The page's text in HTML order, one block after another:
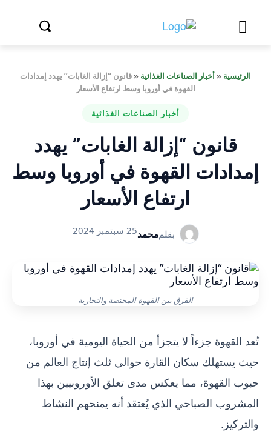
الرئيسية «أخبار الصناعات الغذائية «قانون “إزالة الغابات” يهدد إمدادات
القهوة في أوروبا وسط ارتفاع الأسعار
أخبار الصناعات الغذائية
قانون “إزالة الغابات” يهدد
إمدادات القهوة في أوروبا وسط
ارتفاع الأسعار
بقلممحمد25 سبتمبر 2024
الفرق بين القهوة المختصة والتجارية
تُعد القهوة جزءاً لا يتجزأ من الحياة اليومية في أوروبا،
حيث يستهلك سكان القارة حوالي ثلث إنتاج العالم من
حبوب القهوة، مما يعكس مدى تعلق الأوروبيين بهذا
المشروب الصباحي الذي يُعتقد أنه يمنحهم النشاط
والتركيز.